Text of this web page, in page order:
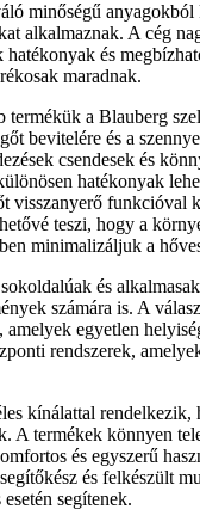
minőségű anyagokból
alkalmaznak. A cég
hatékonyak és
maradnak.
a Blauberg
bevitelére és a
csendesek és
hatékonyak
visszanyerő funkcióval
teszi, hogy a
minimalizáljuk a
és
számára is. A
amelyek egyetlen
rendszerek,
kínálattal rendelkezik,
A termékek könnyen
és egyszerű
és felkészült
segítenek.